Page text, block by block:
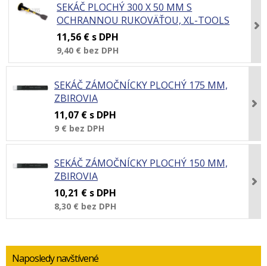
SEKÁČ PLOCHÝ 300 X 50 MM S
OCHRANNOU RUKOVÄŤOU, XL-TOOLS
11,56 € s DPH
9,40 € bez DPH
SEKÁČ ZÁMOČNÍCKY PLOCHÝ 175 MM,
ZBIROVIA
11,07 € s DPH
9 € bez DPH
SEKÁČ ZÁMOČNÍCKY PLOCHÝ 150 MM,
ZBIROVIA
10,21 € s DPH
8,30 € bez DPH
Naposledy navštívené